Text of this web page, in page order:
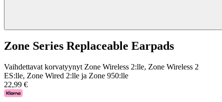
Zone Series Replaceable Earpads
Vaihdettavat korvatyynyt Zone Wireless 2:lle, Zone Wireless 2
ES:lle, Zone Wired 2:lle ja Zone 950:lle
22,99 €